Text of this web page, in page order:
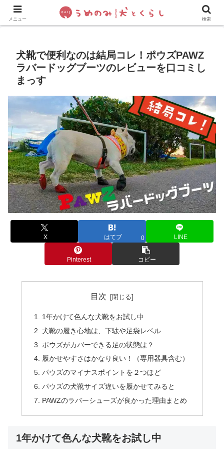
犬の手作りご飯 フレブル飼い方・しつけ ペットグッズ&
犬靴で便利なのは結局コレ！ポウズPAWZ
ラバードッグブーツのレビューを口コミし
まっす
X はてブ 0 LINE
Pinterest コピー
目次
1年かけて色んな犬靴をお試し中
犬靴の履き心地は、下駄や足袋レベル
ポウズがカバーできる足の状態は？
履かせやすさはかなり良い！（専用器具含む）
パウズのマイナスポイントを２つほど
パウズの犬靴サイズ違いを履かせてみると
PAWZのラバーシューズが良かった理由まとめ
1年かけて色んな犬靴をお試し中
メニュー 検索